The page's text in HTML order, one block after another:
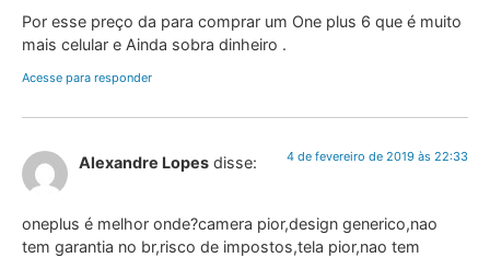
Por esse preço da para comprar um One plus 6 que é muito
mais celular e Ainda sobra dinheiro .
Acesse para responder
Alexandre Lopes disse: 4 de fevereiro de 2019 às 22:33
oneplus é melhor onde?camera pior,design generico,nao
tem garantia no br,risco de impostos,tela pior,nao tem